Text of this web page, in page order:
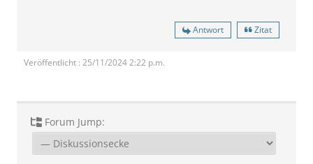
Antwort Zitat
Veröffentlicht : 25/11/2024 2:22 p.m.
Forum Jump: